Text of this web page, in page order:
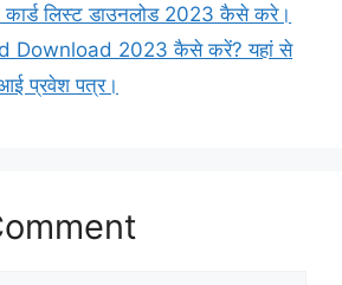
कार्ड लिस्ट डाउनलोड 2023 कैसे करे।
Download 2023 कैसे करें? यहां से
प्रवेश पत्र।